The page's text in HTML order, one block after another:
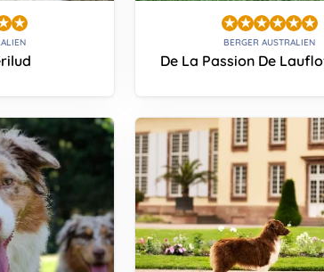
BERGER AUSTRALIEN
De La Passion De